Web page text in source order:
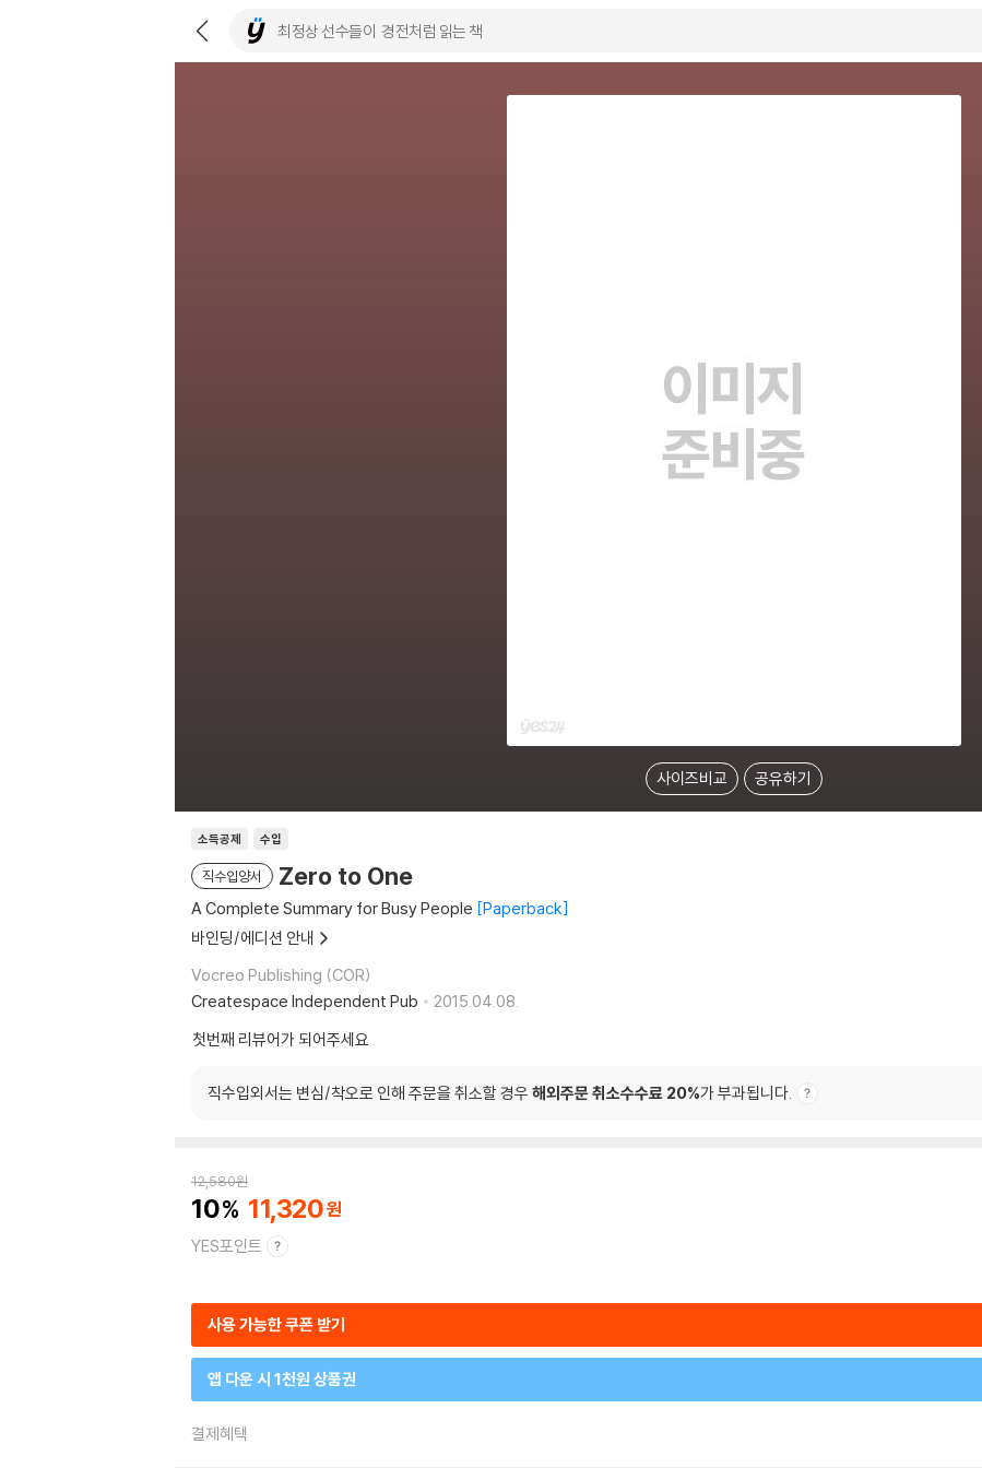
사이즈비교 공유하기
소득공제 수입
직수입양서 Zero to One
A Complete Summary for Busy People Paperback
바인딩/에디션 안내
Vocreo Publishing (COR)
Createspace Independent Pub
2015.04.08.
첫번째 리뷰어가 되어주세요
직수입외서는 변심/착오로 인해 주문을 취소할 경우 해외주문 취소수수료 20%가 부과됩니다.
12,580원
10 11,320
YES포인트
사용 가능한 쿠폰 받기
앱 다운 시 1천원 상품권
결제혜택